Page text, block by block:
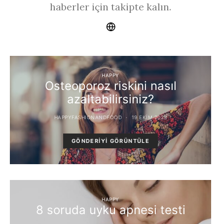
haberler için takipte kalın.
HAPPY
Osteoporoz riskini nasıl
azaltabilirsiniz?
HAPPYFASHIONANDFOOD 19 EKIM 2023
GÖNDERIYI GÖRÜNTÜLE
HAPPY
8 soruda uyku apnesi testi